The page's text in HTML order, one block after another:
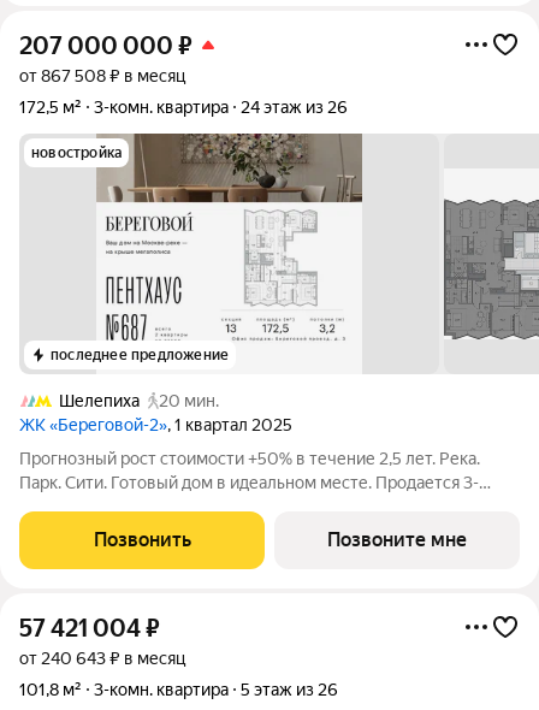
207 000 000 ₽
от 867 508 ₽ в месяц
172,5 м²
3-комн. квартира 24 этаж из 26
новостройка
последнее предложение
Шелепиха
20 мин.
ЖК «Береговой-2», 1 квартал 2025
Прогнозный рост стоимости +50% в течение 2,5 лет. Река.
Парк. Сити. Готовый дом в идеальном месте. Продается 3-
и видом на Москву-реку. Береговой - квартал-курорт в центре
столицы. Пешеходная
Позвонить Позвоните мне
57 421 004₽
от 240 643 ₽ в месяц
101,8 м²
3-комн. квартира 5 этаж из 26